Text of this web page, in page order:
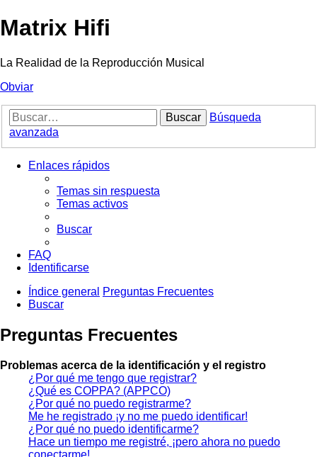
Matrix Hifi
La Realidad de la Reproducción Musical
Obviar
Buscar
Búsqueda
avanzada
Enlaces rápidos
Temas sin respuesta
Temas activos
Buscar
FAQ
Identificarse
Índice general Preguntas Frecuentes
Buscar
Preguntas Frecuentes
Problemas acerca de la identificación y el registro
¿Por qué me tengo que registrar?
¿Qué es COPPA? (APPCO)
¿Por qué no puedo registrarme?
Me he registrado ¡y no me puedo identificar!
¿Por qué no puedo identificarme?
Hace un tiempo me registré, ¡pero ahora no puedo